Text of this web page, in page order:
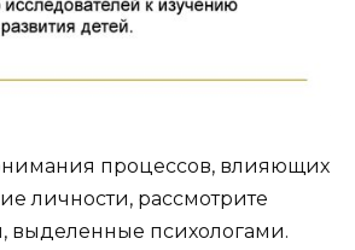
процессов, влияющих
личности, рассмотрите
выделенные психологами.